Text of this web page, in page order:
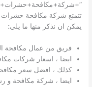
تتمتع شركة مكافحة حشرات
يمكن ان نذكر منها ما يلي:
فريق من عمال مكافحة
ايضا ، اسعار شركات
كذلك ، افضل سعر
ايضا ، شركة مكافحة